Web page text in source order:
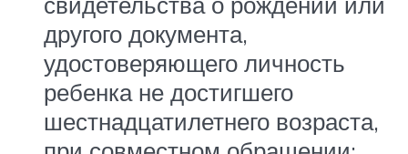
другого документа,
удостоверяющего личность
ребенка не достигшего
шестнадцатилетнего возраста,